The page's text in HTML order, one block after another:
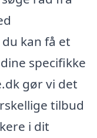
kan få et
specifikke
gør vi det
tilbud
i dit